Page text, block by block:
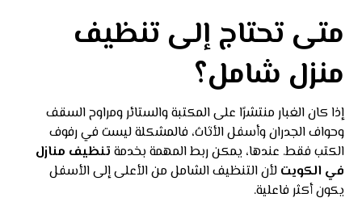
متى تحتاج إلى تنظيف
منزل شامل؟
إذا كان الغبار منتشرًا على المكتبة والستائر ومراوح السقف
وحواف الجدران وأسفل الأثاث، فالمشكلة ليست في رفوف
الكتب فقط. عندها، يمكن ربط المهمة بخدمة تنظيف منازل
في الكويت لأن التنظيف الشامل من الأعلى إلى الأسفل
يكون أكثر فاعلية.